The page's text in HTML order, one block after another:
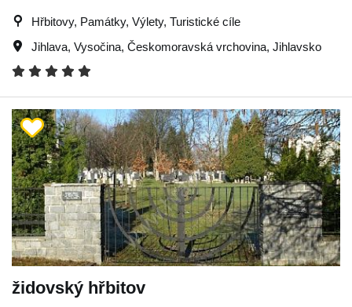
Hřbitovy, Památky, Výlety, Turistické cíle
Jihlava, Vysočina, Českomoravská vrchovina, Jihlavsko
židovský hřbitov